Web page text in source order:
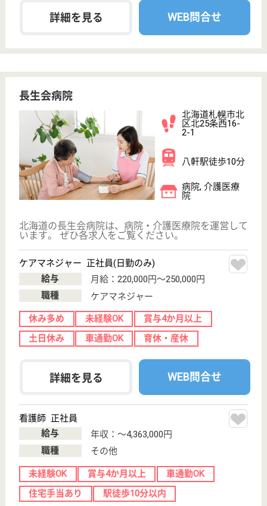
サイトマップ 利用規約
採用ご担当者様へ お知らせ
看護師の求人・転職なら
『クリックジョブ看護』
介護職求人支援サービス『クリックジョブ介護』運営会社:
ライフワンズ株式会社 ( 厚生労働大臣許可 )13- ユ -303765